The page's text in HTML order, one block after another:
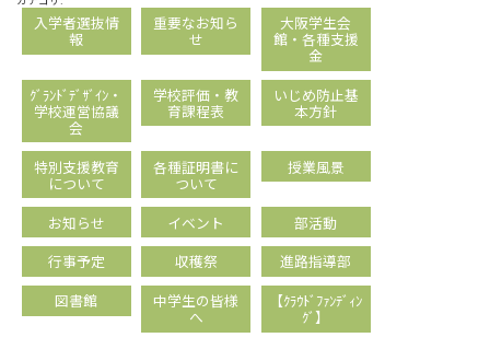
入学者選抜情
報
重要なお知ら
せ
大阪学生会
館・各種支援
金
ｸﾞﾗﾝﾄﾞﾃﾞｻﾞｲﾝ・
学校運営協議
会
学校評価・教
育課程表
いじめ防止基
本方針
特別支援教育
について
各種証明書に
ついて
授業風景
お知らせ イベント
部活動
行事予定
収穫祭
進路指導部
図書館
中学生の皆様
へ
【ｸﾗｳﾄﾞﾌｧﾝﾃﾞｨﾝ
ｸﾞ】